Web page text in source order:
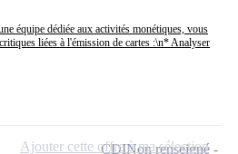
équipe dédiée aux activités monétiques, vous
liées à l'émission de cartes :\n* Analyser
CDINon renseigné
Ajouter cette offre à ma sélection